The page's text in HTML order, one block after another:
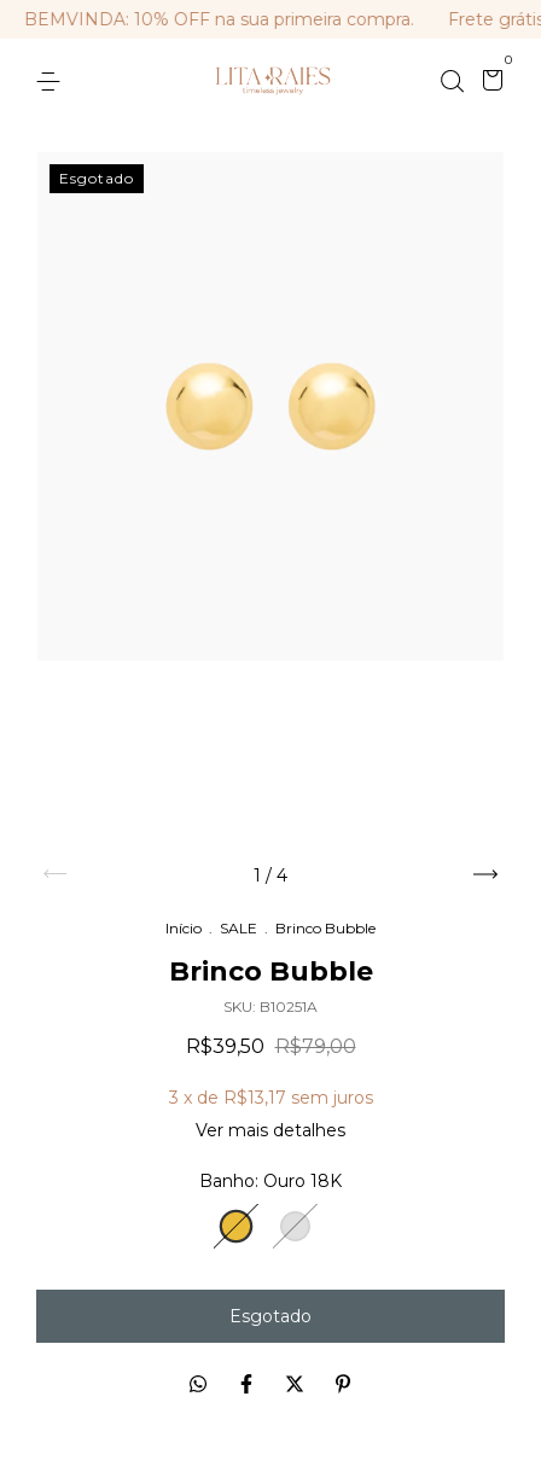
BEMVINDA: 10% OFF na sua primeira compra. Frete
0
Esgotado
1 / 4
Início SALE Brinco Bubble
Brinco Bubble
SKU: B10251A
R$39,50 R$79,00
3 x de R$13,17 sem juros
Ver mais detalhes
Banho: Ouro 18K
Ouro
18K
Prata